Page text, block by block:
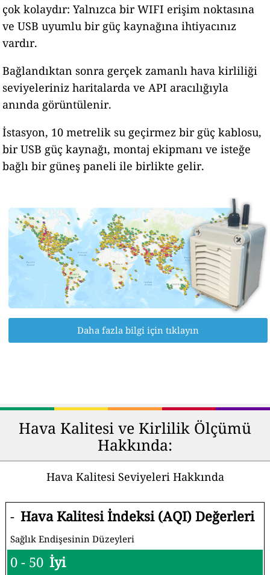
çok kolaydır: Yalnızca bir WIFI erişim noktasına
ve USB uyumlu bir güç kaynağına ihtiyacınız
vardır.
Bağlandıktan sonra gerçek zamanlı hava kirliliği
seviyeleriniz haritalarda ve API aracılığıyla
anında görüntülenir.
İstasyon, 10 metrelik su geçirmez bir güç kablosu,
bir USB güç kaynağı, montaj ekipmanı ve isteğe
bağlı bir güneş paneli ile birlikte gelir.
Daha fazla bilgi için tıklayın
Hava Kalitesi ve Kirlilik Ölçümü
Hakkında:
Hava Kalitesi Seviyeleri Hakkında
- Hava Kalitesi İndeksi (AQI) Değerleri
Sağlık Endişesinin Düzeyleri
0 - 50 İyi